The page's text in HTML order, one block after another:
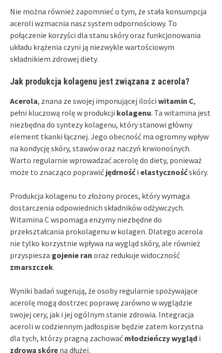
Nie można również zapomnieć o tym, że stała konsumpcja
aceroli wzmacnia nasz system odpornościowy. To
połączenie korzyści dla stanu skóry oraz funkcjonowania
układu krążenia czyni ją niezwykle wartościowym
składnikiem zdrowej diety.
Jak produkcja kolagenu jest związana z acerola?
Acerola, znana ze swojej imponującej ilości witamin C,
pełni kluczową rolę w produkcji kolagenu. Ta witamina jest
niezbędna do syntezy kolagenu, który stanowi główny
element tkanki łącznej. Jego obecność ma ogromny wpływ
na kondycję skóry, stawów oraz naczyń krwionośnych.
Warto regularnie wprowadzać acerolę do diety, ponieważ
może to znacząco poprawić jędrnośći elastycznośćskóry.
Produkcja kolagenu to złożony proces, który wymaga
dostarczenia odpowiednich składników odżywczych.
Witamina C wspomaga enzymy niezbędne do
przekształcania prokolagenu w kolagen. Dlatego acerola
nie tylko korzystnie wpływa na wygląd skóry, ale również
przyspiesza gojenie ran oraz redukuje widoczność
zmarszczek.
Wyniki badań sugerują, że osoby regularnie spożywające
acerolę mogą dostrzec poprawę zarówno w wyglądzie
swojej cery, jak i jej ogólnym stanie zdrowia. Integracja
aceroli w codziennym jadłospisie będzie zatem korzystna
dla tych, którzy pragną zachować młodzieńczy wygląd i
zdrową skórę na dłużej.